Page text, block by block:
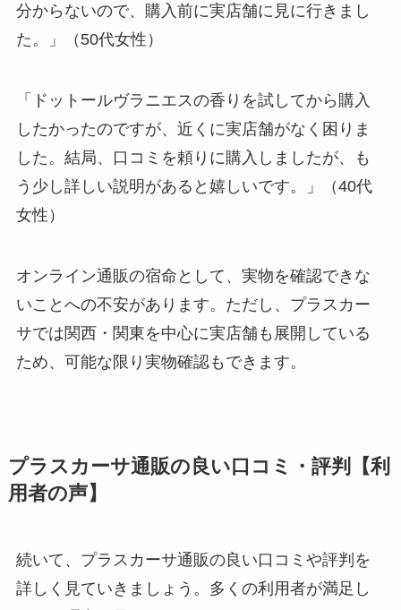
分からないので、購入前に実店舗に見に行きまし
た。」（50代女性）
「ドットールヴラニエスの香りを試してから購入
したかったのですが、近くに実店舗がなく困りま
した。結局、口コミを頼りに購入しましたが、も
う少し詳しい説明があると嬉しいです。」（40代
女性）
オンライン通販の宿命として、実物を確認できな
いことへの不安があります。ただし、プラスカー
サでは関西・関東を中心に実店舗も展開している
ため、可能な限り実物確認もできます。
プラスカーサ通販の良い口コミ・評判【利
用者の声】
続いて、プラスカーサ通販の良い口コミや評判を
詳しく見ていきましょう。多くの利用者が満足し